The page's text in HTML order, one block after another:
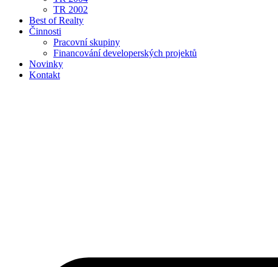
TR 2002
Best of Realty
Činnosti
Pracovní skupiny
Financování developerských projektů
Novinky
Kontakt